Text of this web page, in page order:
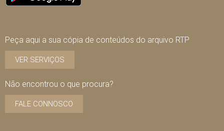
Peça aqui a sua cópia de conteúdos do arquivo RTP
VER SERVIÇOS
Não encontrou o que procura?
FALE CONNOSCO